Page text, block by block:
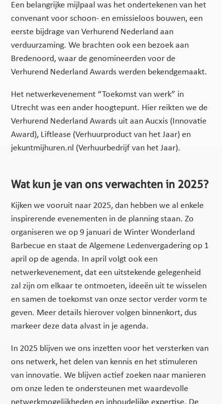
Een belangrijke mijlpaal was het ondertekenen van het
convenant voor schoon- en emissieloos bouwen, een
eerste bijdrage van Verhurend Nederland aan
verduurzaming. We brachten ook een bezoek aan
Bredenoord, waar de genomineerden voor de
Verhurend Nederland Awards werden bekendgemaakt.
Het netwerkevenement “Toekomst van werk” in
Utrecht was een ander hoogtepunt. Hier reikten we de
Verhurend Nederland Awards uit aan Aucxis (Innovatie
Award), Liftlease (Verhuurproduct van het Jaar) en
jekuntmijhuren.nl (Verhuurbedrijf van het Jaar).
Wat kun je van ons verwachten in 2025?
Kijken we vooruit naar 2025, dan hebben we al enkele
inspirerende evenementen in de planning staan. Zo
organiseren we op 9 januari de Winter Wonderland
Barbecue en staat de Algemene Ledenvergadering op 1
april op de agenda. In april volgt ook een
netwerkevenement, dat een uitstekende gelegenheid
zal zijn om elkaar te ontmoeten, ideeën uit te wisselen
en samen de toekomst van onze sector verder vorm te
geven. Meer details hierover volgen binnenkort, dus
markeer deze data alvast in je agenda.
In 2025 blijven we ons inzetten voor het versterken van
ons netwerk, het delen van kennis en het stimuleren
van innovatie. We blijven actief zoeken naar manieren
om onze leden te ondersteunen met waardevolle